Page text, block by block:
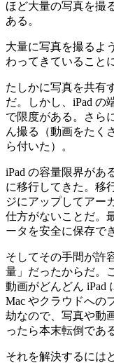
ほど大量の写真を撮
ある。
大量に写真を撮るよ
わってきていること
たしかに写真を共有
だ。しかし、iPad の
で限度がある。さら
ん撮る（動画をたく
ら付いた）。
iPad の容量限界があ
に移行してきた。移
ジにアップしてアー
仕方がないことだ。
ータを安全に保存で
そしてその手間が許
量」だったからだ。
動画がどんどん iPad
Mac やクラウドへの
劫なので、写真や動
ったら本末転倒であ
それを解決するには